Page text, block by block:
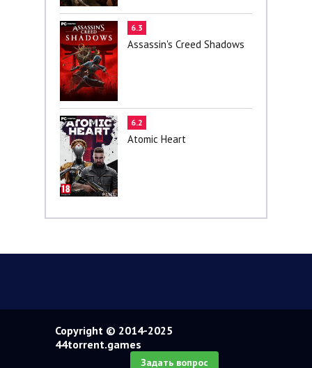
6.3
Assassin's Creed Shadows
6.2
Atomic Heart
Copyright © 2014-2025
44torrent.games
Задать вопрос